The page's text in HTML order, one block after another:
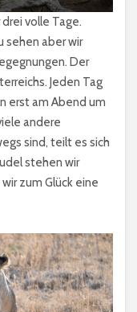
volle Tage.
sehen aber wir
Der
Jeden Tag
erst am Abend um
andere
sind, teilt es sich
stehen wir
zum Glück eine